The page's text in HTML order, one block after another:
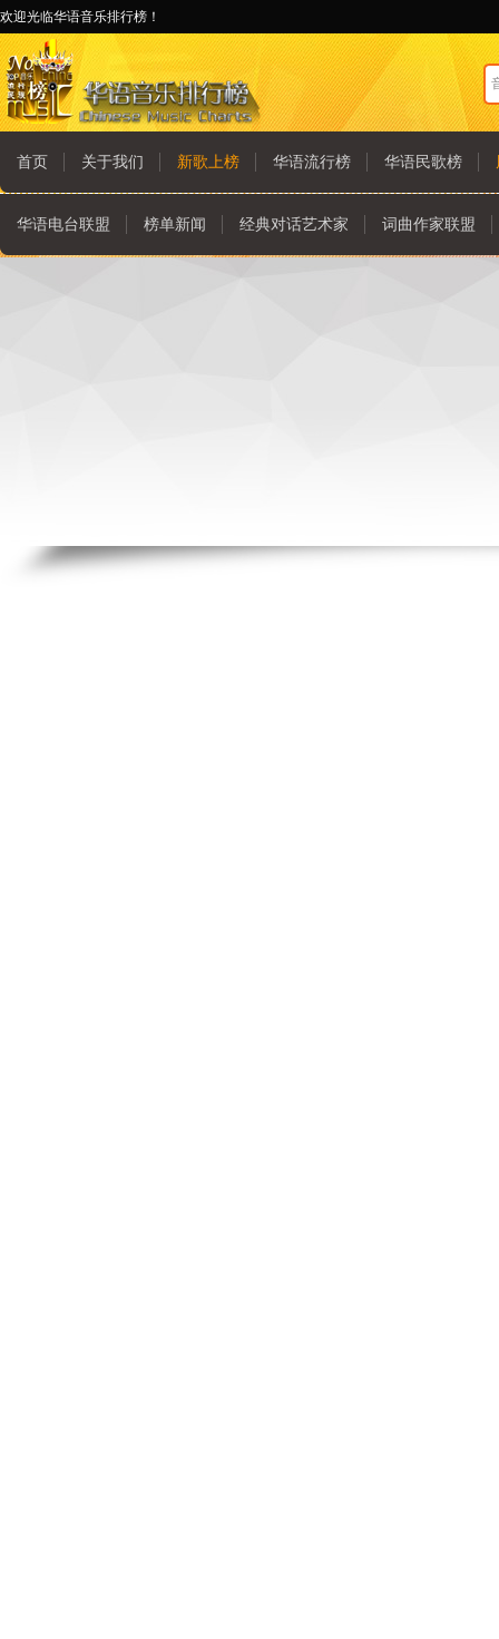
欢迎光临华语音乐排行榜！
首页 关于我们 新歌上榜 华语流行榜 华语民歌榜
华语电台联盟 榜单新闻 经典对话艺术家 词曲作家联盟